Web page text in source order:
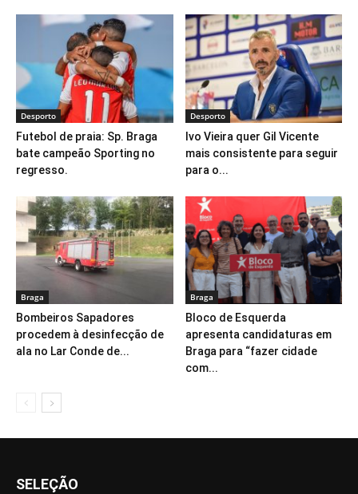
Desporto
Futebol de praia: Sp. Braga
bate campeão Sporting no
regresso.
Desporto
Ivo Vieira quer Gil Vicente
mais consistente para seguir
para o...
Braga
Bombeiros Sapadores
procedem à desinfecção de
ala no Lar Conde de...
Braga
Bloco de Esquerda
apresenta candidaturas em
Braga para “fazer cidade
com...
SELEÇÃO